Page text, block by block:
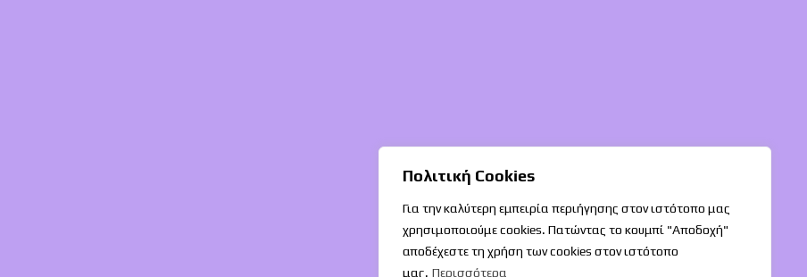
Πολιτική Cookies
Για την καλύτερη εμπειρία περιήγησης στον ιστότοπο μας
χρησιμοποιούμε cookies. Πατώντας το κουμπί "Αποδοχή"
αποδέχεστε τη χρήση των cookies στον ιστότοπο
μας. Περισσότερα